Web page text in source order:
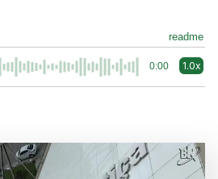
readme
0:00 1.0x